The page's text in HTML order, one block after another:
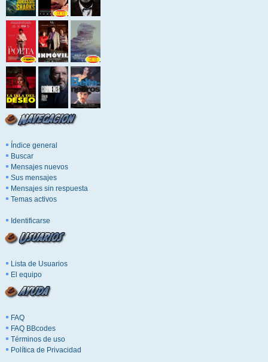
Índice general
Buscar
Mensajes nuevos
Sus mensajes
Mensajes sin respuesta
Temas activos
Identificarse
Lista de Usuarios
El equipo
FAQ
FAQ BBcodes
Términos de uso
Política de Privacidad